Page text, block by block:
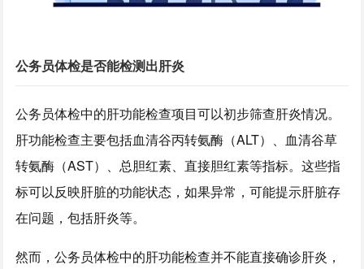
公务员体检是否能检测出肝炎
公务员体检中的肝功能检查项目可以初步筛查肝炎情况。
肝功能检查主要包括血清谷丙转氨酶（ALT）、血清谷草
转氨酶（AST）、总胆红素、直接胆红素等指标。这些指
标可以反映肝脏的功能状态，如果异常，可能提示肝脏存
在问题，包括肝炎等。
然而，公务员体检中的肝功能检查并不能直接确诊肝炎，